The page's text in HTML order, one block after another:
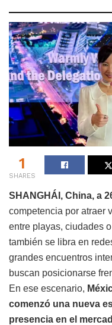
1
SHARES
SHANGHÁI, China, a
competencia por atraer
entre playas, ciudades
también se libra en
grandes encuentros
buscan posicionarse
En ese escenario,
comenzó una nueva
presencia en el